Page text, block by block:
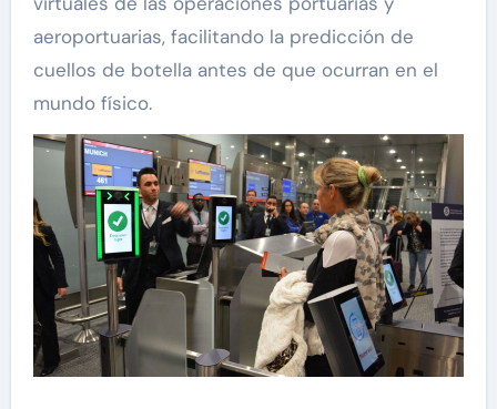
aeroportuarias, facilitando la predicción de
cuellos de botella antes de que ocurran en el
mundo físico.